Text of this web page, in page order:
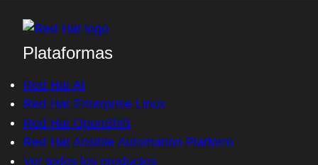
Plataformas
Red Hat AI
Red Hat Enterprise Linux
Red Hat OpenShift
Red Hat Ansible Automation Platform
Ver todos los productos